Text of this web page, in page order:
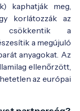
kaphatják meg,
korlátozzák az
csökkentik a
a megújuló
anyagokat. Az
ellenőrzött,
az európai